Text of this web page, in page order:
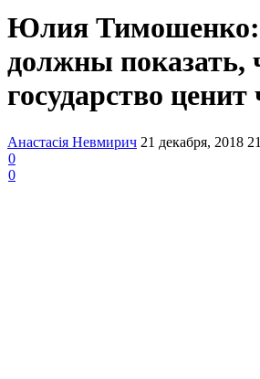
Юлия
должны показать,
государство ценит
Анастасія Невмирич 21 декабря, 2018
0
0